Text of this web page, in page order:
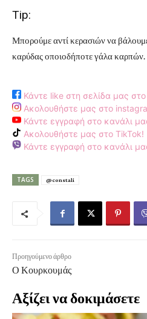
Tip:
Μπορούμε αντί κερασιών να
καρύδας οποιοδήποτε γάλα καρπών.
Κάντε like στη σελίδα μας
Ακολουθήστε μας στο
Κάντε εγγραφή στο κανάλι
Ακολουθήστε μας στο TikTok!
Κάντε εγγραφή στο κανάλι
TAGS @constali
Προηγούμενο άρθρο
Ο Κουρκουμάς
Αξίζει να δοκιμάσετε